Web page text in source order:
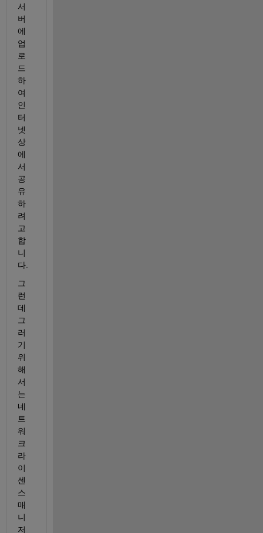
서
버
에
업
로
드
하
여
인
터
넷
상
에
서
공
유
하
려
고
합
니
다.
그
런
데
그
러
기
위
해
서
는
네
트
워
크
라
이
센
스
매
니
저